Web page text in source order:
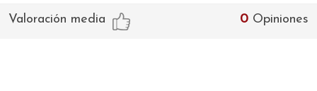
0 Opiniones
Valoración media